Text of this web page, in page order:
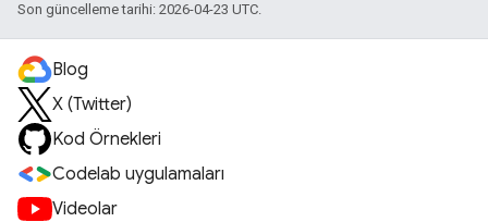
Son güncelleme tarihi: 2026-04-23 UTC.
Blog
X (Twitter)
Kod Örnekleri
Codelab uygulamaları
Videolar